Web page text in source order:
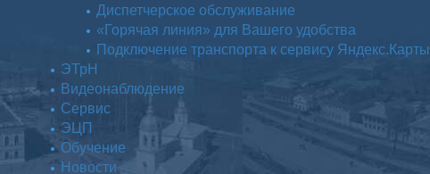
Диспетчерское обслуживание
«Горячая линия» для Вашего удобства
Подключение транспорта к сервису Яндекс.Карты
ЭТрН
Видеонаблюдение
Сервис
ЭЦП
Обучение
Новости